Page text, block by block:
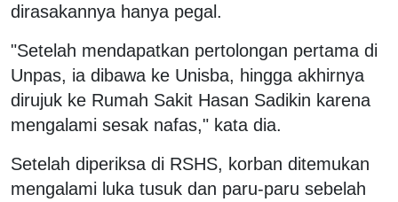
dirasakannya hanya pegal.
"Setelah mendapatkan pertolongan pertama di
Unpas, ia dibawa ke Unisba, hingga akhirnya
dirujuk ke Rumah Sakit Hasan Sadikin karena
mengalami sesak nafas," kata dia.
Setelah diperiksa di RSHS, korban ditemukan
mengalami luka tusuk dan paru-paru sebelah